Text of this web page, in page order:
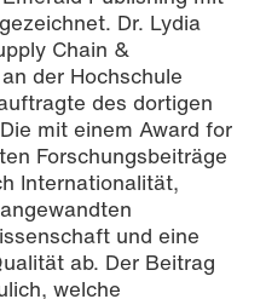
Dr. Lydia
Chain &
der Hochschule
des dortigen
mit einem Award for
Forschungsbeiträge
Internationalität,
und eine
ab. Der Beitrag
welche